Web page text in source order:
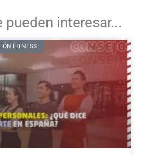
pueden interesar...
FITNESS